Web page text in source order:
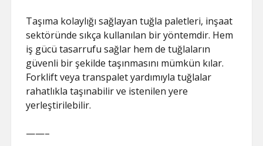
Taşıma kolaylığı sağlayan tuğla paletleri, inşaat
sektöründe sıkça kullanılan bir yöntemdir. Hem
iş gücü tasarrufu sağlar hem de tuğlaların
güvenli bir şekilde taşınmasını mümkün kılar.
Forklift veya transpalet yardımıyla tuğlalar
rahatlıkla taşınabilir ve istenilen yere
yerleştirilebilir.
——–